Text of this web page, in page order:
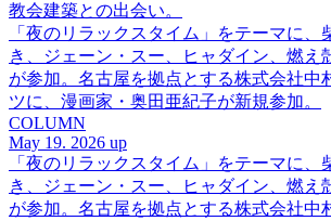
教会建築との出会い。
「夜のリラックスタイム」をテーマに、
き、ジェーン・スー、ヒャダイン、燃え
が参加。名古屋を拠点とする株式会社中
ツに、漫画家・奥田亜紀子が新規参加。
COLUMN
May 19. 2026 up
「夜のリラックスタイム」をテーマに、
き、ジェーン・スー、ヒャダイン、燃え
が参加。名古屋を拠点とする株式会社中